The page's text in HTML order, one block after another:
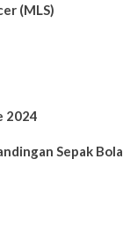
(MLS)
2024
Sepak Bola